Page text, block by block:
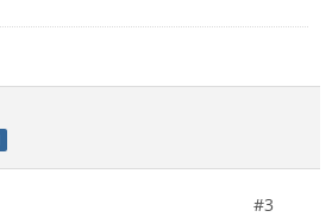
Software:
#3